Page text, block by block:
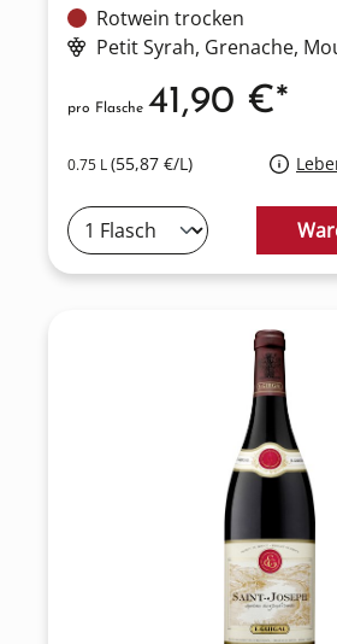
Rotwein trocken
Petit Syrah, Grenache,
0.75 L(55,87 €/L)
pro Flasche 41,90 €*